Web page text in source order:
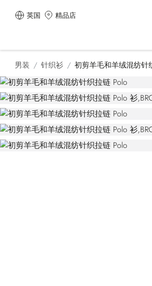
英国 精品店
男装 针织衫 初剪羊毛和羊绒混纺针